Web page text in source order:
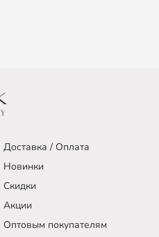
Доставка / Оплата
Новинки
Скидки
Акции
Оптовым покупателям